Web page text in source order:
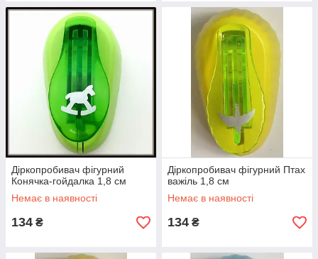
Діркопробивач фігурний
Конячка-гойдалка 1,8 см
Немає в наявності
134 ₴
Діркопробивач фігурний Птах
важіль 1,8 см
Немає в наявності
134 ₴